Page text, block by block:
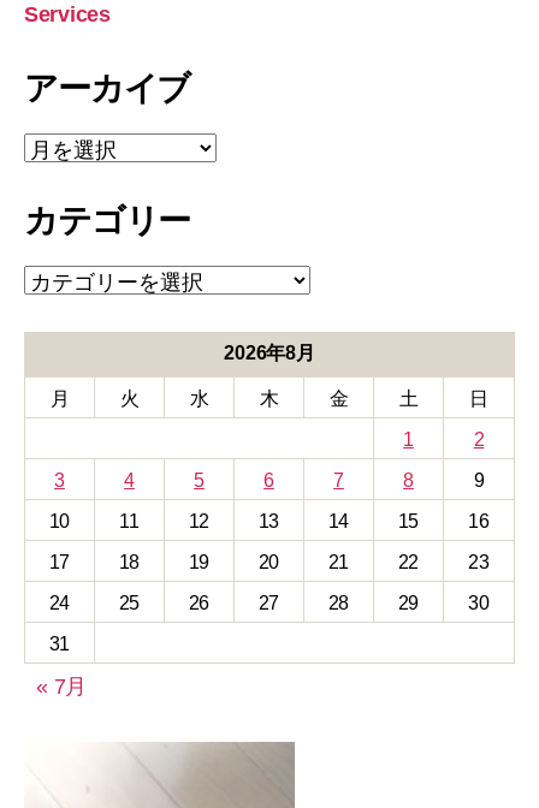
Services
アーカイブ
ア
ー
イ
カテゴリー
カ
テ
ー
2026年8月
月 火 水 木 金 土
日
1
2
3
4 5 6 7 8
9
10
11 12 13 14 15
16
17
18 19 20 21 22
23
24
25 26 27 28 29
30
31
« 7月